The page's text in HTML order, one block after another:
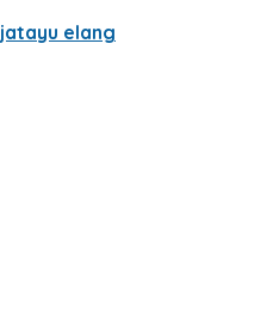
jatayu elang